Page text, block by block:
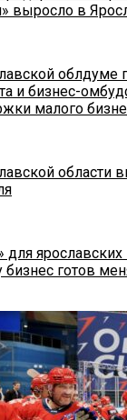
выросло в
облдуме
и бизнес-
малого
области
для
бизнес готов